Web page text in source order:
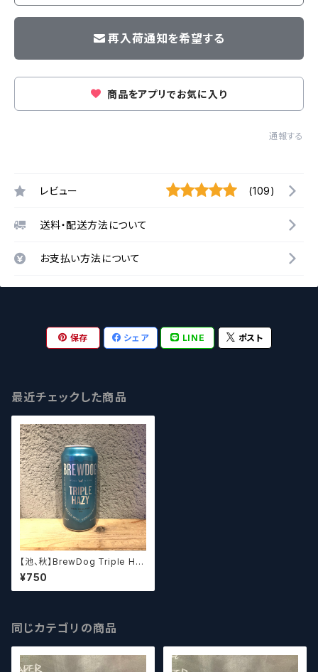
再入荷通知を希望する
商品をアプリでお気に入り
通報する
レビュー (109)
送料・配送方法について
お支払い方法について
保存 シェア LINE ポスト
最近チェックした商品
【池、秋】BrewDog Triple Ha
zy ブリュードッグ トリプル ヘイ
ジー
¥750
同じカテゴリの商品